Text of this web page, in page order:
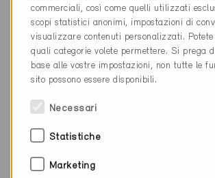
Minergie
commerciali, così come quelli utilizzati
scopi statistici anonimi, impostazioni di
visualizzare contenuti personalizzati.
quali categorie volete permettere. Si prega
base alle vostre impostazioni, non tutte le
sito possono essere disponibili.
Necessari
Statistiche
Marketing